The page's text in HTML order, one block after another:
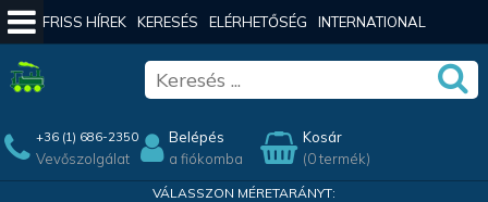
FRISS HÍREK KERESÉS ELÉRHETŐSÉG INTERNATIONAL
+36 (1) 686-2350
Vevőszolgálat
Belépés
a fiókomba
Kosár
(0 termék)
VÁLASSZON MÉRETARÁNYT: